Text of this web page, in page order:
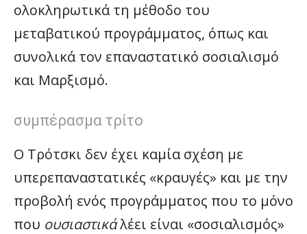
ολοκληρωτικά τη μέθοδο του
μεταβατικού προγράμματος, όπως και
συνολικά τον επαναστατικό σοσιαλισμό
και Μαρξισμό.
συμπέρασμα τρίτο
Ο Τρότσκι δεν έχει καμία σχέση με
υπερεπαναστατικές «κραυγές» και με την
προβολή ενός προγράμματος που το μόνο
που ουσιαστικάλέει είναι «σοσιαλισμός»